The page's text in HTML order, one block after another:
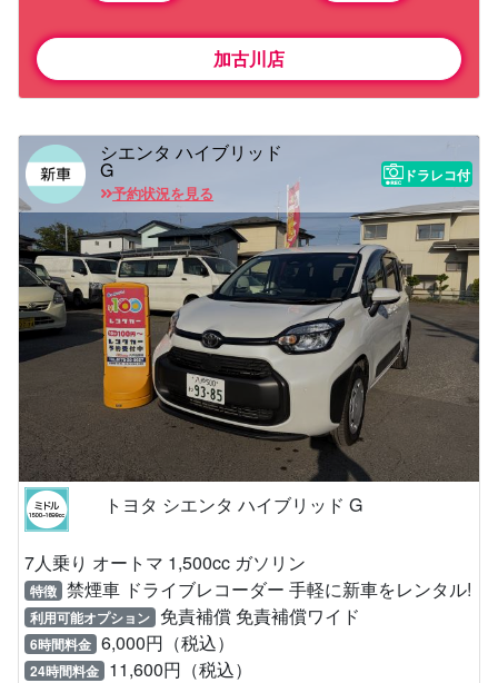
加古川店
シエンタ ハイブリッド
G
予約状況を見る
ドラレコ付
トヨタ シエンタ ハイブリッド G
7人乗り オートマ 1,500cc ガソリン
特徴 禁煙車 ドライブレコーダー 手軽に新車をレンタル!
利用可能オプション 免責補償 免責補償ワイド
6時間料金 6,000円（税込）
24時間料金 11,600円（税込）